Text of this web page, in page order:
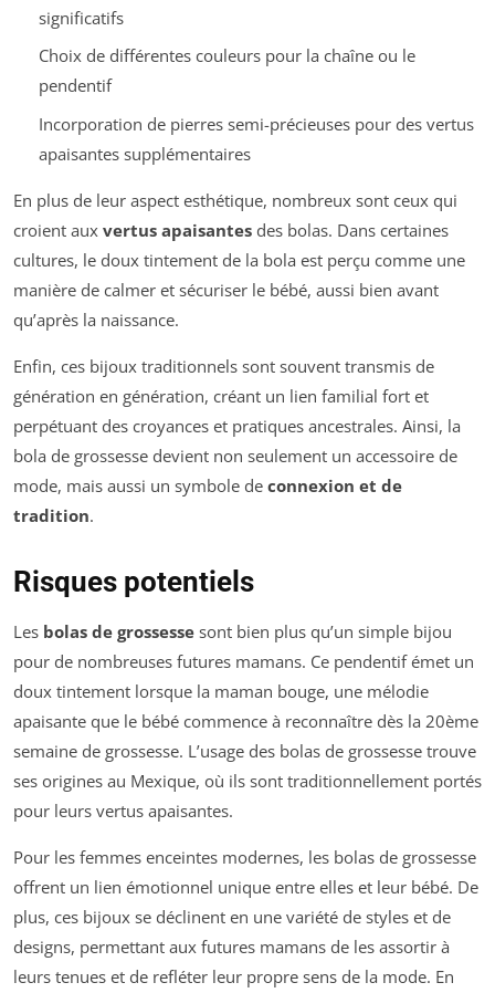
significatifs
Choix de différentes couleurs pour la chaîne ou le
pendentif
Incorporation de pierres semi-précieuses pour des vertus
apaisantes supplémentaires
En plus de leur aspect esthétique, nombreux sont ceux qui
croient aux vertus apaisantes des bolas. Dans certaines
cultures, le doux tintement de la bola est perçu comme une
manière de calmer et sécuriser le bébé, aussi bien avant
qu’après la naissance.
Enfin, ces bijoux traditionnels sont souvent transmis de
génération en génération, créant un lien familial fort et
perpétuant des croyances et pratiques ancestrales. Ainsi, la
bola de grossesse devient non seulement un accessoire de
mode, mais aussi un symbole de connexion et de
tradition.
Risques potentiels
Les bolas de grossesse sont bien plus qu’un simple bijou
pour de nombreuses futures mamans. Ce pendentif émet un
doux tintement lorsque la maman bouge, une mélodie
apaisante que le bébé commence à reconnaître dès la 20ème
semaine de grossesse. L’usage des bolas de grossesse trouve
ses origines au Mexique, où ils sont traditionnellement portés
pour leurs vertus apaisantes.
Pour les femmes enceintes modernes, les bolas de grossesse
offrent un lien émotionnel unique entre elles et leur bébé. De
plus, ces bijoux se déclinent en une variété de styles et de
designs, permettant aux futures mamans de les assortir à
leurs tenues et de refléter leur propre sens de la mode. En